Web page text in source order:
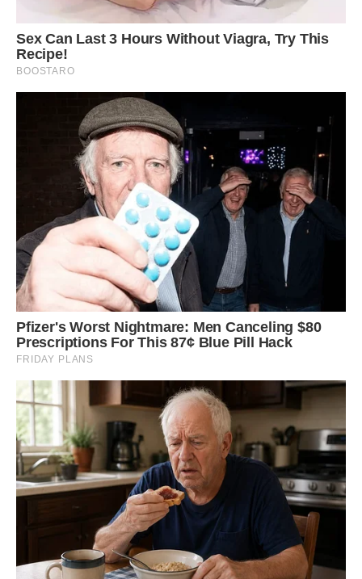
бо Альона не буде терпіти такого ставлення до нас і до
нашої доньки. З іншого боку, всередині сидить це дитяче
почуття провини, яке мені втовкла в голову змалечку, що
батьків не вибирають, що треба допомагати, бо вона ж
мати.
Як правильно вчинити в такій ситуації, коли будь-який
вибір приносить біль? Повністю припинити спілкування і
стати в її очах остаточним зрадником, який кинув стару
матір напризволяще? Чи продовжувати терпіти, руйнуючи
власне життя і шлюб заради того, щоб догодити людині,
яка ніколи цього не оцінить? Як пояснити мамі, що любов
не вимірюється відстанню і красивими коробками з
інтернету, якщо вона не хоче цього чути вже тридцять
років?
Усі імена на прохання автора змінені. Фото ілюстративне.